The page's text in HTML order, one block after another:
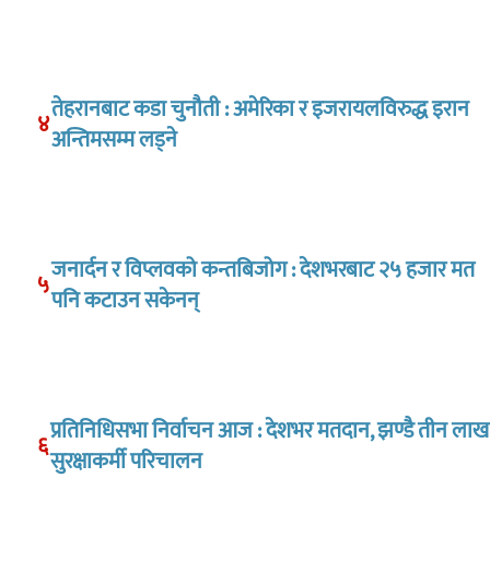
४तेहरानबाट कडा चुनौती : अमेरिका र इजरायलविरुद्ध इरान
अन्तिमसम्म लड्ने
५जनार्दन र विप्लवको कन्तबिजोग : देशभरबाट २५ हजार मत
पनि कटाउन सकेनन्
६प्रतिनिधिसभा निर्वाचन आज : देशभर मतदान, झण्डै तीन लाख
सुरक्षाकर्मी परिचालन